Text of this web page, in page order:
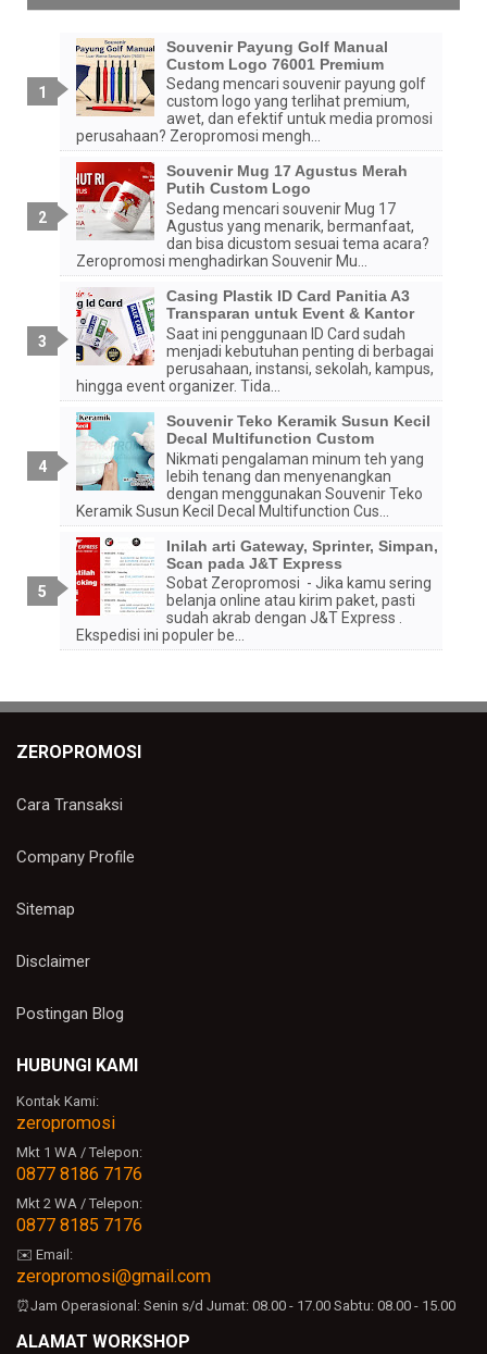
yah min jadi laper baca sambil liat gambarnya,
thankyou min
Balas
Balasan
admin zeropromosi
sama2 kak. smoga bermanfaat
Souvenir Payung Golf Manual
Custom Logo 76001 Premium
Sedang mencari souvenir payung golf
custom logo yang terlihat premium,
awet, dan efektif untuk media promosi
perusahaan? Zeropromosi mengh...
Souvenir Mug 17 Agustus Merah
Putih Custom Logo
Sedang mencari souvenir Mug 17
Agustus yang menarik, bermanfaat,
dan bisa dicustom sesuai tema acara?
Zeropromosi menghadirkan Souvenir Mu...
Casing Plastik ID Card Panitia A3
Transparan untuk Event & Kantor
Saat ini penggunaan ID Card sudah
menjadi kebutuhan penting di berbagai
perusahaan, instansi, sekolah, kampus,
hingga event organizer. Tida...
Souvenir Teko Keramik Susun Kecil
Decal Multifunction Custom
Nikmati pengalaman minum teh yang
lebih tenang dan menyenangkan
dengan menggunakan Souvenir Teko
Keramik Susun Kecil Decal Multifunction Cus...
Inilah arti Gateway, Sprinter, Simpan,
Scan pada J&T Express
Sobat Zeropromosi - Jika kamu sering
belanja online atau kirim paket, pasti
sudah akrab dengan J&T Express .
Ekspedisi ini populer be...
ZEROPROMOSI
Cara Transaksi
Company Profile
Sitemap
Disclaimer
Postingan Blog
HUBUNGI KAMI
Kontak Kami:
zeropromosi
Mkt 1 WA / Telepon:
0877 8186 7176
Mkt 2 WA / Telepon:
0877 8185 7176
✉️ Email:
zeropromosi@gmail.com
⏰Jam Operasional: Senin s/d Jumat: 08.00 - 17.00 Sabtu: 08.00 - 15.00
ALAMAT WORKSHOP